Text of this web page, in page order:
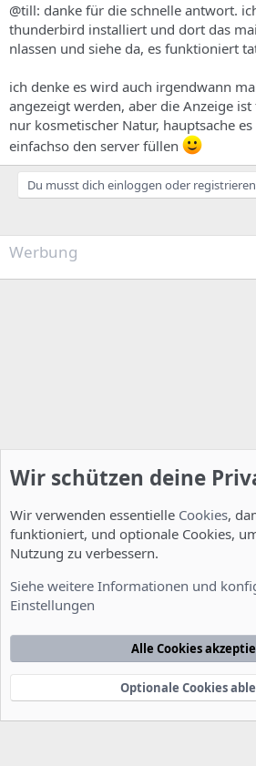
@till: danke für die schnelle antwort.
thunderbird installiert und dort das
nlassen und siehe da, es funktioniert
ich denke es wird auch irgendwann
angezeigt werden, aber die Anzeige
nur kosmetischer Natur, hauptsache
einfachso den server füllen
Du musst dich einloggen oder
Werbung
Nutzungsbedingungen
Startseite
e
Community platform by XenForo® © 2010-2022
xenDach©2010-2014
Wir schützen deine
Wir verwenden essentielle Cookies,
funktioniert, und optionale Cookies,
Nutzung zu verbessern.
Siehe weitere Informationen und
Einstellungen
Alle Cookies
Optionale Cookies